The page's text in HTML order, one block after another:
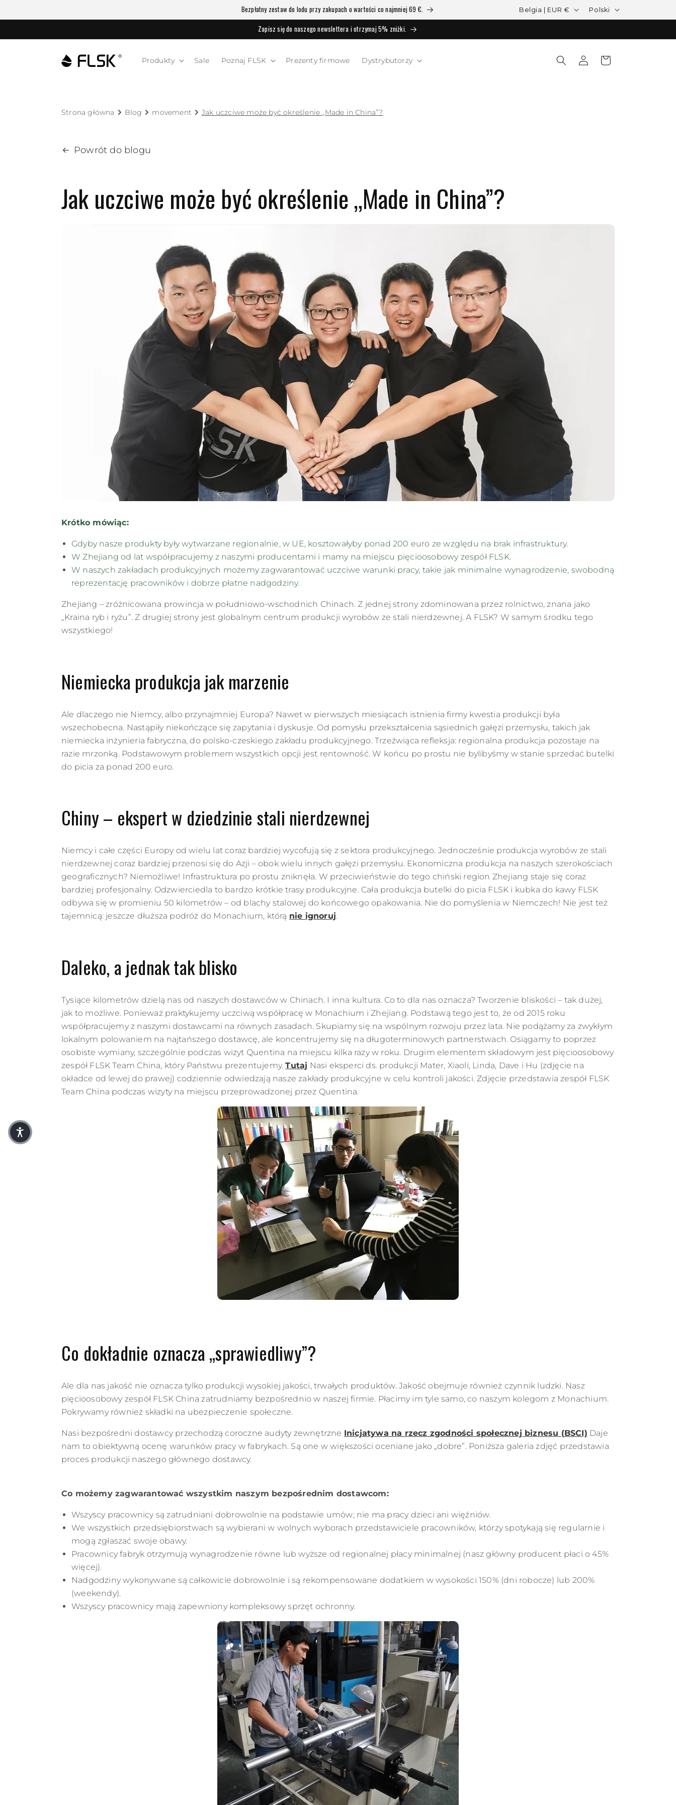
Bezpłatny zestaw do lodu przy zakupach o wartości co najmniej 69 €. Kraj/region
Belgia | EUR € Język
Polski
Zapisz się do naszego newslettera i otrzymaj 5% zniżki.
Produkty Sale Poznaj FLSK Prezenty firmowe Dystrybutorzy Zaloguj sięKoszyk
Strona główna Blog movement Jak uczciwe może być określenie „Made in China”?
Powrót do blogu
Jak uczciwe może być określenie „Made in China”?
Krótko mówiąc:
Gdyby nasze produkty były wytwarzane regionalnie, w UE, kosztowałyby ponad 200 euro ze względu na brak infrastruktury.
W Zhejiang od lat współpracujemy z naszymi producentami i mamy na miejscu pięcioosobowy zespół FLSK.
W naszych zakładach produkcyjnych możemy zagwarantować uczciwe warunki pracy, takie jak minimalne wynagrodzenie, swobodną
reprezentację pracowników i dobrze płatne nadgodziny.
Zhejiang – zróżnicowana prowincja w południowo-wschodnich Chinach. Z jednej strony zdominowana przez rolnictwo, znana jako
„Kraina ryb i ryżu”. Z drugiej strony jest globalnym centrum produkcji wyrobów ze stali nierdzewnej. A FLSK? W samym środku tego
wszystkiego!
Niemiecka produkcja jak marzenie
Ale dlaczego nie Niemcy, albo przynajmniej Europa? Nawet w pierwszych miesiącach istnienia firmy kwestia produkcji była
wszechobecna. Nastąpiły niekończące się zapytania i dyskusje. Od pomysłu przekształcenia sąsiednich gałęzi przemysłu, takich jak
niemiecka inżynieria fabryczna, do polsko-czeskiego zakładu produkcyjnego. Trzeźwiąca refleksja: regionalna produkcja pozostaje na
razie mrzonką. Podstawowym problemem wszystkich opcji jest rentowność. W końcu po prostu nie bylibyśmy w stanie sprzedać butelki
do picia za ponad 200 euro.
Chiny – ekspert w dziedzinie stali nierdzewnej
Niemcy i całe części Europy od wielu lat coraz bardziej wycofują się z sektora produkcyjnego. Jednocześnie produkcja wyrobów ze stali
nierdzewnej coraz bardziej przenosi się do Azji – obok wielu innych gałęzi przemysłu. Ekonomiczna produkcja na naszych szerokościach
geograficznych? Niemożliwe! Infrastruktura po prostu zniknęła. W przeciwieństwie do tego chiński region Zhejiang staje się coraz
bardziej profesjonalny. Odzwierciedla to bardzo krótkie trasy produkcyjne. Cała produkcja butelki do picia FLSK i kubka do kawy FLSK
odbywa się w promieniu 50 kilometrów – od blachy stalowej do końcowego opakowania. Nie do pomyślenia w Niemczech! Nie jest też
tajemnicą: jeszcze dłuższa podróż do Monachium, którą nie ignoruj.
Daleko, a jednak tak blisko
Tysiące kilometrów dzielą nas od naszych dostawców w Chinach. I inna kultura. Co to dla nas oznacza? Tworzenie bliskości – tak dużej,
jak to możliwe. Ponieważ praktykujemy uczciwą współpracę w Monachium i Zhejiang. Podstawą tego jest to, że od 2015 roku
współpracujemy z naszymi dostawcami na równych zasadach. Skupiamy się na wspólnym rozwoju przez lata. Nie podążamy za zwykłym
lokalnym polowaniem na najtańszego dostawcę, ale koncentrujemy się na długoterminowych partnerstwach. Osiągamy to poprzez
osobiste wymiany, szczególnie podczas wizyt Quentina na miejscu kilka razy w roku. Drugim elementem składowym jest pięcioosobowy
zespół FLSK Team China, który Państwu prezentujemy.Tutaj Nasi eksperci ds. produkcji Mater, Xiaoli, Linda, Dave i Hu (zdjęcie na
okładce od lewej do prawej) codziennie odwiedzają nasze zakłady produkcyjne w celu kontroli jakości. Zdjęcie przedstawia zespół FLSK
Team China podczas wizyty na miejscu przeprowadzonej przez Quentina.
Co dokładnie oznacza „sprawiedliwy”?
Ale dla nas jakość nie oznacza tylko produkcji wysokiej jakości, trwałych produktów. Jakość obejmuje również czynnik ludzki. Nasz
pięcioosobowy zespół FLSK China zatrudniamy bezpośrednio w naszej firmie. Płacimy im tyle samo, co naszym kolegom z Monachium.
Pokrywamy również składki na ubezpieczenie społeczne.
Nasi bezpośredni dostawcy przechodzą coroczne audyty zewnętrzne Inicjatywa na rzecz zgodności społecznej biznesu (BSCI) Daje
nam to obiektywną ocenę warunków pracy w fabrykach. Są one w większości oceniane jako „dobre”. Poniższa galeria zdjęć przedstawia
proces produkcji naszego głównego dostawcy.
Co możemy zagwarantować wszystkim naszym bezpośrednim dostawcom:
Wszyscy pracownicy są zatrudniani dobrowolnie na podstawie umów; nie ma pracy dzieci ani więźniów.
We wszystkich przedsiębiorstwach są wybierani w wolnych wyborach przedstawiciele pracowników, którzy spotykają się regularnie i
mogą zgłaszać swoje obawy.
Pracownicy fabryk otrzymują wynagrodzenie równe lub wyższe od regionalnej płacy minimalnej (nasz główny producent płaci o 45%
więcej).
Nadgodziny wykonywane są całkowicie dobrowolnie i są rekompensowane dodatkiem w wysokości 150% (dni robocze) lub 200%
(weekendy).
Wszyscy pracownicy mają zapewniony kompleksowy sprzęt ochronny.